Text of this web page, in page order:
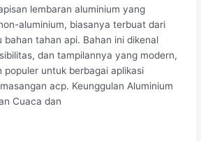
lembaran aluminium yang
aluminium, biasanya terbuat dari
bahan tahan api. Bahan ini dikenal
dan tampilannya yang modern,
populer untuk berbagai aplikasi
acp. Keunggulan Aluminium
Cuaca dan